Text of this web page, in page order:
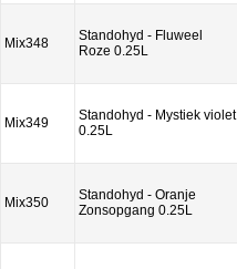
Mix348
Standohyd - Fluweel
Roze 0.25L
Mix349
Standohyd - Mystiek violet
0.25L
Mix350
Standohyd - Oranje
Zonsopgang 0.25L